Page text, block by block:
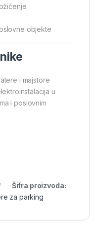
objekte
i majstore
u
i poslovnim
Šifra proizvoda:
za parking